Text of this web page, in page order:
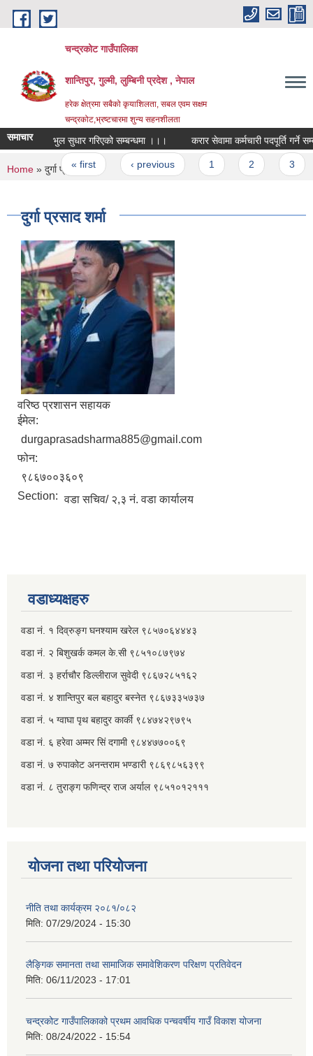
Skip to main content
चन्द्रकोट गाउँपालिका
शान्तिपुर, गुल्मी, लुम्बिनी प्रदेश , नेपाल
हरेक क्षेत्रमा सबैको कृयाशिलता, सबल एवम सक्षम
चन्द्रकोट,भ्रष्टचारमा शुन्य सहनशीलता
समाचार भुल सुधार गरिएको सम्बन्धमा ।।। करार सेवामा कर्मचारी पदपूर्ति गर्ने
Pages
« first ‹ previous
You are here
Home » दुर्गा प्रसाद शर्मा
दुर्गा प्रसाद शर्मा
वरिष्ठ प्रशासन सहायक
ईमेल:
durgaprasadsharma885@gmail.com
फोन:
९८६७००३६०९
Section: वडा सचिव/ २,३ नं. वडा कार्यालय
वडाध्यक्षहरु
वडा नं. १ दिव्रुङ्ग घनश्याम खरेल ९८५७०६४४४३
वडा नं. २ ‌‍बिशुखर्क कमल के.सी ९८५१०८७९७४
वडा नं. ३ हर्राचौर डिल्लीराज सुवेदी ९८६७२८५१६२
वडा नं. ४ शान्तिपुर बल बहादुर बस्नेत​ ९८६७३३५७३७
वडा नं. ५ ग्वाघा पृथ बहादुर कार्की ९८४७४२९७९५
वडा नं. ६ हरेवा अम्मर सिं दगामी​ ९८४४७७००६९
वडा नं. ७ ‌‍रुपाकोट अनन्तराम भण्डारी ९८६९८५६३९९
वडा नं. ८ तुराङ्ग फणिन्द्र राज अर्याल ९८५१०१२१११
योजना तथा परियोजना
नीति तथा कार्यक्रम २०८१/०८२
मिति: 07/29/2024 - 15:30
लैङ्गिक समानता तथा सामाजिक समावेशिकरण परिक्षण प्रतिवेदन
मिति: 06/11/2023 - 17:01
चन्द्रकोट गाउँपालिकाको प्रथम आवधिक पन्चवर्षीय गाउँ विकाश योजना
मिति: 08/24/2022 - 15:54